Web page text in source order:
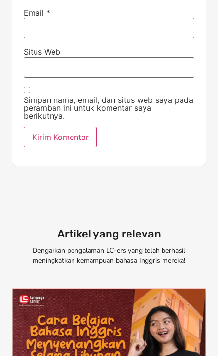
Email *
Situs Web
Simpan nama, email, dan situs web saya pada
peramban ini untuk komentar saya
berikutnya.
Artikel yang relevan
Dengarkan pengalaman LC-ers yang telah berhasil
meningkatkan kemampuan bahasa Inggris mereka!